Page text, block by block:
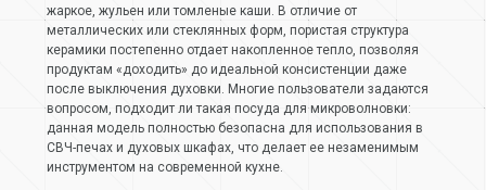
жаркое, жульен или томленые каши. В отличие от
металлических или стеклянных форм, пористая структура
керамики постепенно отдает накопленное тепло, позволяя
продуктам «доходить» до идеальной консистенции даже
после выключения духовки. Многие пользователи задаются
вопросом, подходит ли такая посуда для микроволновки:
данная модель полностью безопасна для использования в
СВЧ-печах и духовых шкафах, что делает ее незаменимым
инструментом на современной кухне.